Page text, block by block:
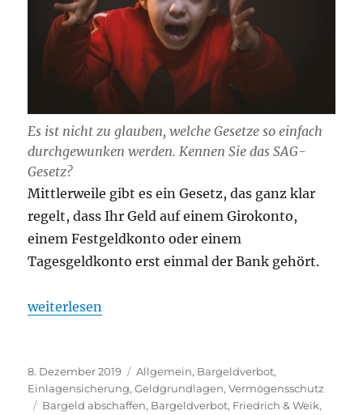
Es ist nicht zu glauben, welche Gesetze so einfach
durchgewunken werden. Kennen Sie das SAG-
Gesetz?
Mittlerweile gibt es ein Gesetz, das ganz klar
regelt, dass Ihr Geld auf einem Girokonto,
einem Festgeldkonto oder einem
Tagesgeldkonto erst einmal der Bank gehört.
„Wem gehört Ihr Geld, Ihr Festgeld und Tagesgeld
weiterlesen
Veröffentlicht
am
8. Dezember 2019 Kategorien
Allgemein, Bargeldverbot,
Einlagensicherung,Geldgrundlagen,Vermögensschutz
Schlagwörter
Bargeld abschaffen, Bargeldverbot, Friedrich & Weik,